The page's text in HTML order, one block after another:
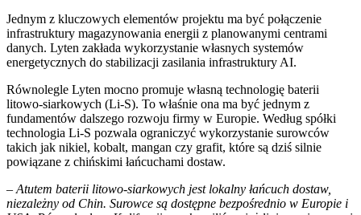
Jednym z kluczowych elementów projektu ma być połączenie
infrastruktury magazynowania energii z planowanymi centrami
danych. Lyten zakłada wykorzystanie własnych systemów
energetycznych do stabilizacji zasilania infrastruktury AI.
Równolegle Lyten mocno promuje własną technologię baterii
litowo-siarkowych (Li-S). To właśnie ona ma być jednym z
fundamentów dalszego rozwoju firmy w Europie. Według spółki
technologia Li-S pozwala ograniczyć wykorzystanie surowców
takich jak nikiel, kobalt, mangan czy grafit, które są dziś silnie
powiązane z chińskimi łańcuchami dostaw.
– Atutem baterii litowo-siarkowych jest lokalny łańcuch dostaw,
niezależny od Chin. Surowce są dostępne bezpośrednio w Europie i